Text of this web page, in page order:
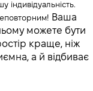
індивідуальність.
Ваша
можете бути
краще, ніж
а й відбиває